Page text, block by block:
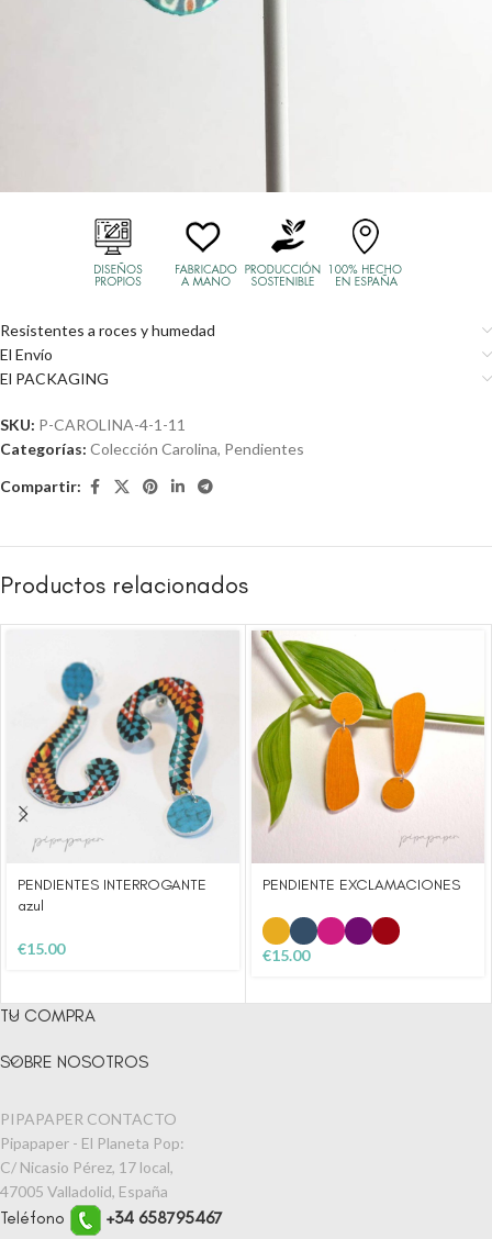
Resistentes a roces y humedad
El Envío
El PACKAGING
SKU: P-CAROLINA-4-1-11
Categorías: Colección Carolina, Pendientes
Compartir:
Productos relacionados
PENDIENTES INTERROGANTE
azul
€15.00
PENDIENTE EXCLAMACIONES
€15.00
TU COMPRA
SOBRE NOSOTROS
PIPAPAPER CONTACTO
Pipapaper - El Planeta Pop:
C/ Nicasio Pérez, 17 local,
47005 Valladolid, España
Teléfono +34 658795467